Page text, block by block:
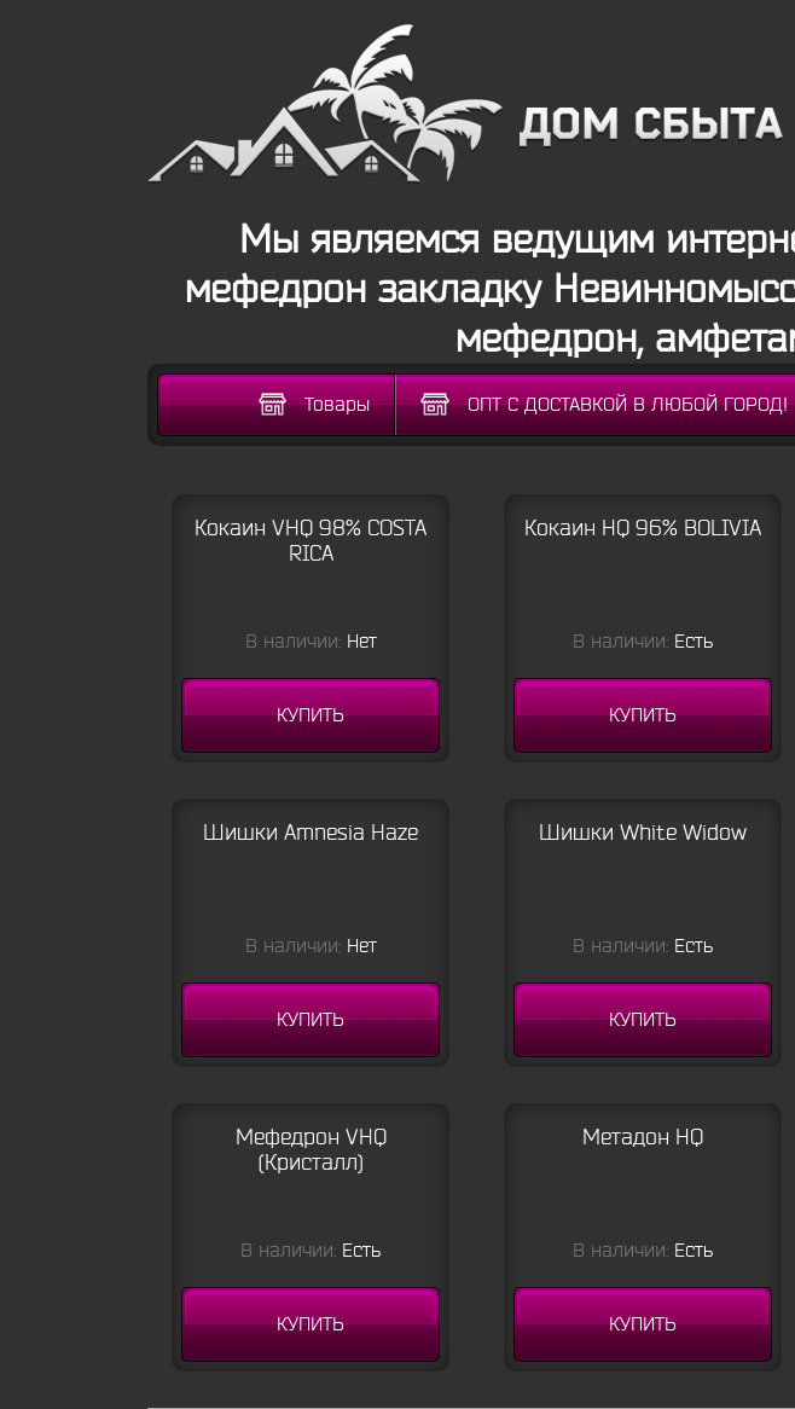
Мы являемся ведущим
мефедрон закладку
мефедрон,
Товары ОПТ С ДОСТАВКОЙ В ЛЮБОЙ ГОРОД!
Кокаин VHQ 98% COSTA
RICA
В наличии: Нет
КУПИТЬ
Кокаин HQ 96% BOLIVIA
В наличии: Есть
КУПИТЬ
Шишки Amnesia Haze
В наличии: Нет
КУПИТЬ
Шишки White Widow
В наличии: Есть
КУПИТЬ
Мефедрон VHQ
(Кристалл)
В наличии: Есть
КУПИТЬ
Метадон HQ
В наличии: Есть
КУПИТЬ